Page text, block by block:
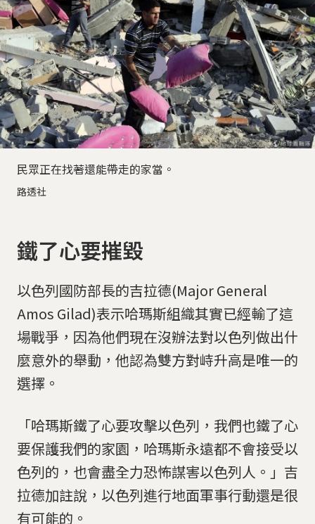
民眾正在找著還能帶走的家當。
路透社
鐵了心要摧毀
以色列國防部長的吉拉德(Major General
Amos Gilad)表示哈瑪斯組織其實已經輸了這
場戰爭，因為他們現在沒辦法對以色列做出什
麼意外的舉動，他認為雙方對峙升高是唯一的
選擇。
「哈瑪斯鐵了心要攻擊以色列，我們也鐵了心
要保護我們的家園，哈瑪斯永遠都不會接受以
色列的，也會盡全力恐怖謀害以色列人。」吉
拉德加註說，以色列進行地面軍事行動還是很
有可能的。